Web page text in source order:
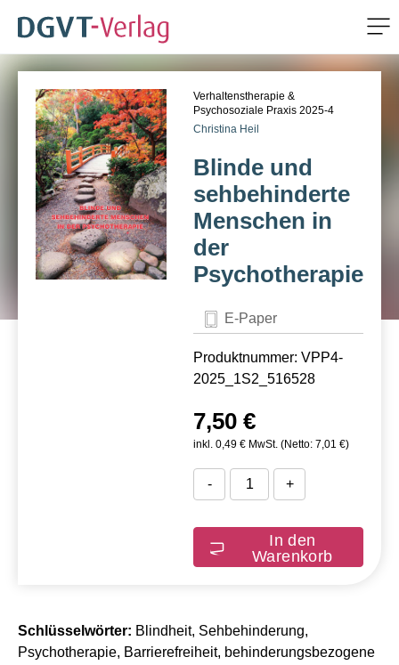
ZUR SUCHE SPRINGEN
Verhaltenstherapie &
Psychosoziale Praxis 2025-4
Christina Heil
Blinde und
sehbehinderte
Menschen in
der
Psychotherapie
E-Paper
Produktnummer: VPP4-
2025_1S2_516528
7,50 €
inkl. 0,49 € MwSt. (Netto: 7,01 €)
- +
In den
Warenkorb
Schlüsselwörter: Blindheit, Sehbehinderung,
Psychotherapie, Barrierefreiheit, behinderungsbezogene